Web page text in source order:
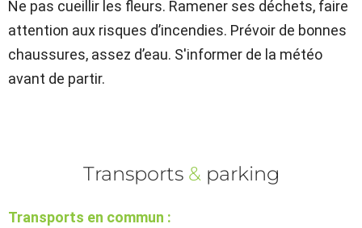
Ne pas cueillir les fleurs. Ramener ses déchets, faire
attention aux risques d’incendies. Prévoir de bonnes
chaussures, assez d’eau. S'informer de la météo
avant de partir.
Transports &parking
Transports en commun :